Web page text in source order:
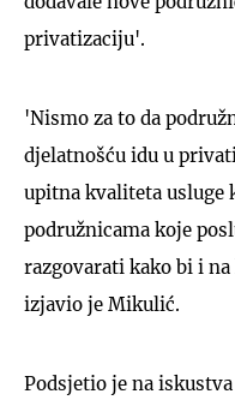
privatizaciju'.
'Nismo za to da
djelatnošću idu u
upitna kvaliteta usluge
podružnicama koje
razgovarati kako bi i
izjavio je Mikulić.
Podsjetio je na iskustva